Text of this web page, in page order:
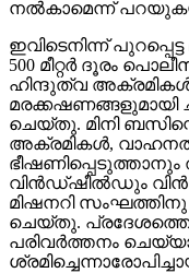
നല്‍കാമെന്ന്
ഇവിടെനിന്ന്
500 മീറ്റര്‍ ദൂരം
ഹിന്ദുത്വ
മരക്കഷണങ്ങളുമായി
ചെയ്തു. മിനി
അക്രമികള്‍,
ഭീഷണിപ്പെടുത്താനും
വിന്‍ഡ്ഷീല്‍ഡും
മിഷനറി
ചെയ്തു. പ്രദേശത്തെ
പരിവര്‍ത്തനം